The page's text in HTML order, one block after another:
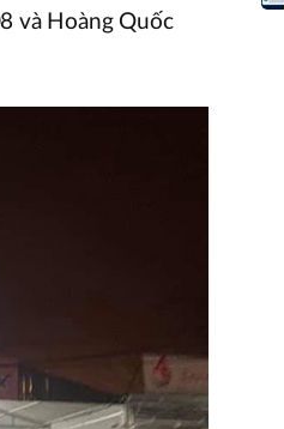
và Hoàng Quốc